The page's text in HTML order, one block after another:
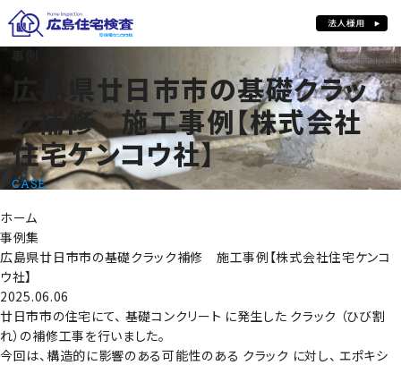
広島県廿日市市の基礎クラック補修 施工事例【株式会社住宅ケンコウ
事例
広島県廿日市市の基礎クラッ
ク補修 施工事例【株式会社
住宅ケンコウ社】
CASE
ホーム
事例集
広島県廿日市市の基礎クラック補修 施工事例【株式会社住宅ケンコ
ウ社】
2025.06.06
廿日市市の住宅にて、 基礎コンクリート に発生した クラック （ひび割
れ） の補修工事を行いました。
今回は、 構造的に影響のある可能性のある クラック に対し、 エポキシ